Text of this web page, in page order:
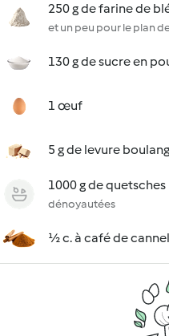
250 g de farine de
et un peu pour le plan
130 g de sucre en
1 œuf
5 g de levure
1000 g de quetsches
dénoyautées
½ c. à café de